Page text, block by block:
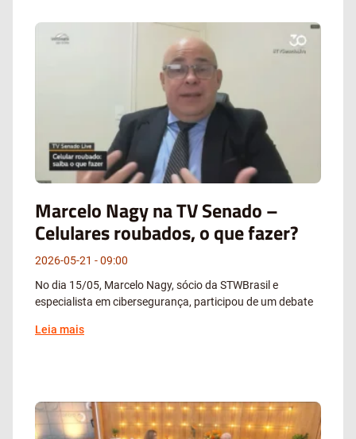
Marcelo Nagy na TV Senado –
Celulares roubados, o que fazer?
2026-05-21
09:00
No dia 15/05, Marcelo Nagy, sócio da STWBrasil e
especialista em cibersegurança, participou de um debate
Leia mais